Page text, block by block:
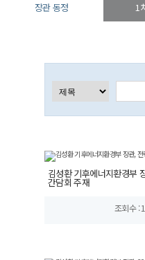
장관 동정 1
김성환 기후에너지환경부
간담회 주재
조회수 :